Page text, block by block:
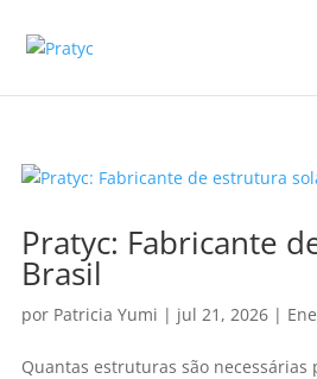
Pratyc: Fabricante
Brasil
por Patricia Yumi | jul 21, 2026 |
Quantas estruturas são